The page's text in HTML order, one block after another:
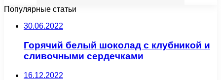
Популярные статьи
30.06.2022
Горячий белый шоколад с клубникой и
сливочными сердечками
16.12.2022